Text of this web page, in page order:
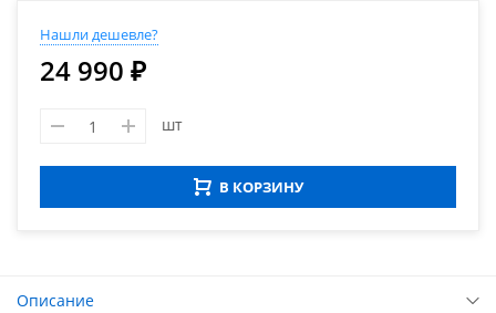
Нашли дешевле?
24 990 ₽
шт
В КОРЗИНУ
Описание